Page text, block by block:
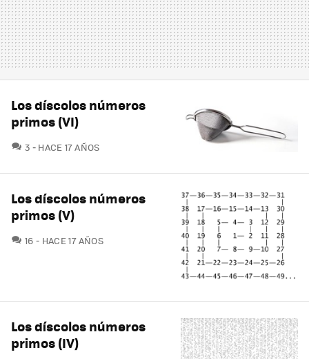
Los díscolos números
primos (VI)
3 COMENTARIOS
HACE 17 AÑOS
Los díscolos números
primos (V)
16 COMENTARIOS
HACE 17 AÑOS
Los díscolos números
primos (IV)